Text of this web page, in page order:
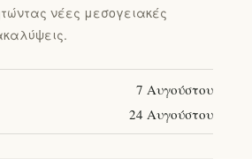
νέες μεσογειακές
7 Αυγούστου
24 Αυγούστου